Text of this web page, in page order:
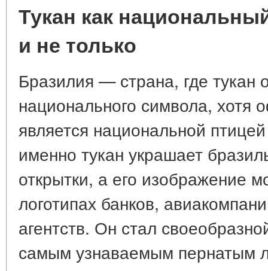
Тукан как
и не только
Бразилия — страна, где тукан
национального символа, хотя
является национальной
именно тукан украшает
открытки, а его изображение
логотипах банков,
агентств. Он стал
самым узнаваемым пернатым